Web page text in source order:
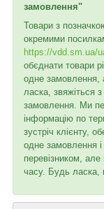
замовлення"
Товари з
окремими
https://vdd.sm.ua/
обєднати товари
одне замовлення,
ласка, звяжіться
замовлення. Ми
інформацію по
зустріч клієнту,
одне замовлення
перевізником,
часу. Будь ласка,